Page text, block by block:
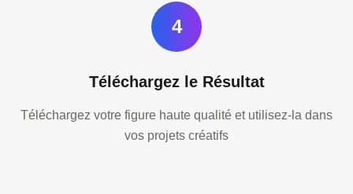
4
Téléchargez le Résultat
Téléchargez votre figure haute qualité et utilisez-la dans
vos projets créatifs